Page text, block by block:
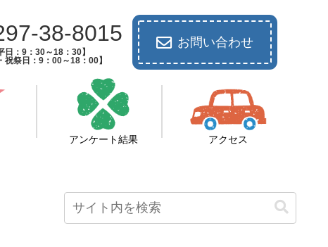
38-8015
日：9：30～18：30】
祝祭日：9：00～18：00】
お問い合わせ
アンケート結果 アクセス